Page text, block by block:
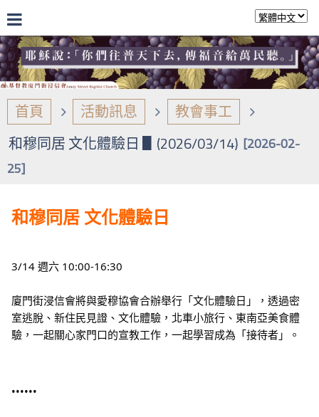
首頁 活動訊息
教會事工
和穆同居 文化體驗日 ▋(2026/03/14) [2026-02-
25]
和穆同居 文化體驗日
3/14 週六 10:00-16:30
廈門街浸信會將與愛穆協會合辦舉行「文化體驗日」，透過密
室逃脫、新住民見證、文化體驗，北車小旅行、東南亞美食體
驗，一起關心家門口的宣教工作，一起學習成為「接待者」。
••••••